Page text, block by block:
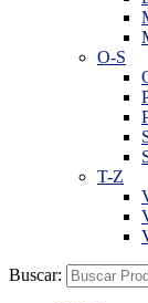
O-S
T-Z
Buscar: